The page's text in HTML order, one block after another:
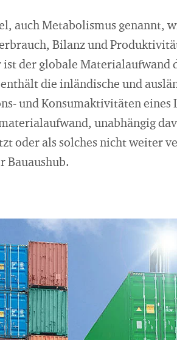
auch Metabolismus genannt,
Bilanz und
der globale Materialaufwand
die inländische und
und Konsumaktivitäten eines
unabhängig
oder als solches nicht weiter
Bauaushub.